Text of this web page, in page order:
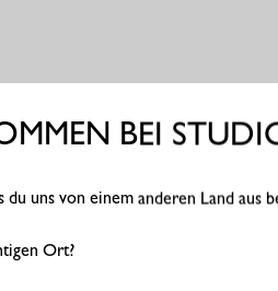
BEI
du uns von einem anderen Land aus
Ort?